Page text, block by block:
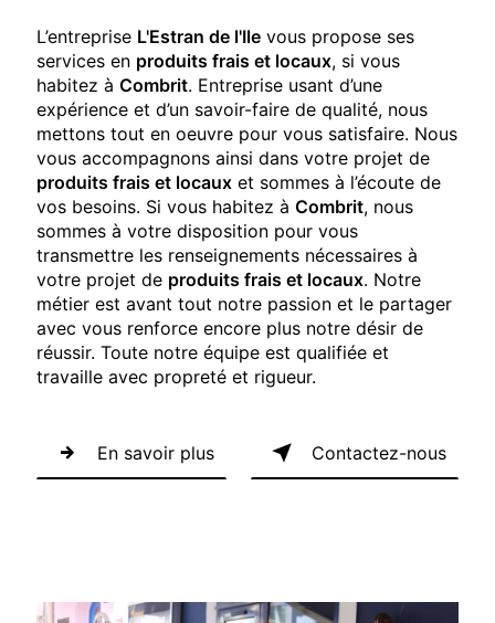
L’entreprise L'Estran de l'Ilevous propose ses
services en produits frais et locaux, si vous
habitez à Combrit. Entreprise usant d’une
expérience et d’un savoir-faire de qualité, nous
mettons tout en oeuvre pour vous satisfaire. Nous
vous accompagnons ainsi dans votre projet de
produits frais et locauxet sommes à l’écoute de
vos besoins. Si vous habitez à Combrit, nous
sommes à votre disposition pour vous
transmettre les renseignements nécessaires à
votre projet de produits frais et locaux. Notre
métier est avant tout notre passion et le partager
avec vous renforce encore plus notre désir de
réussir. Toute notre équipe est qualifiée et
travaille avec propreté et rigueur.
En savoir plus Contactez-nous